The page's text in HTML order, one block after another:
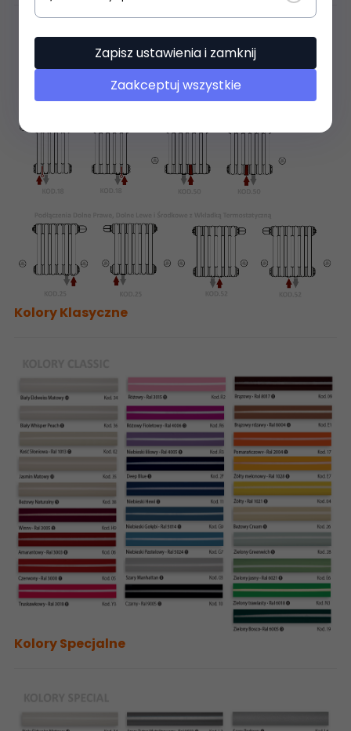
Kolory Klasyczne
Kolory Specjalne
Zapisz ustawienia i zamknij
Zaakceptuj wszystkie